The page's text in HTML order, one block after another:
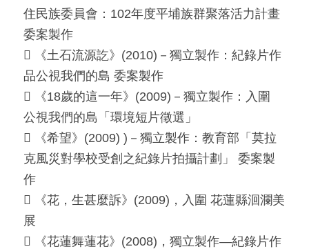
住民族委員會：102年度平埔族群聚落活力計畫
委案製作
 《土石流源訖》(2010)－獨立製作：紀錄片作
品公視我們的島 委案製作
 《18歲的這一年》(2009)－獨立製作：入圍
公視我們的島「環境短片徵選」
 《希望》(2009) )－獨立製作：教育部「莫拉
克風災對學校受創之紀錄片拍攝計劃」 委案製
作
 《花，生甚麼訴》(2009)，入圍 花蓮縣洄瀾美
展
 《花蓮舞蓮花》(2008)，獨立製作—紀錄片作